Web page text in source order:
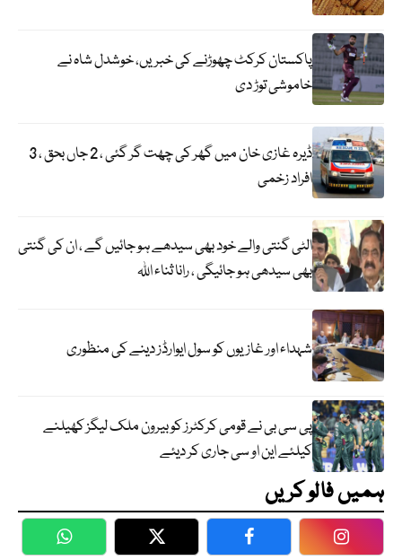
پاکستان کرکٹ چھوڑنے کی خبریں، خوشدل شاہ نے
خاموشی توڑ دی
ڈیرہ غازی خان میں گھر کی چھت گر گئی ، 2 جاں بحق ، 3
افراد زخمی
الٹی گنتی والے خود بھی سیدھے ہو جائیں گے ، ان کی گنتی
بھی سیدھی ہو جائیگی ، رانا ثناء اللہ
شہداء اور غازیوں کو سول ایوارڈز دینے کی منظوری
پی سی بی نے قومی کرکٹرز کو بیرون ملک لیگز کھیلنے
کیلئے این او سی جاری کر دیئے
ہمیں فالو کریں
WhatsApp Twitter Facebook